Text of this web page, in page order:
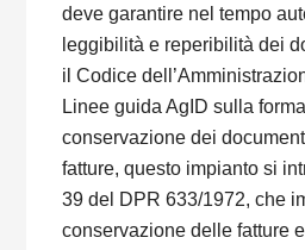
deve garantire nel tempo
leggibilità e reperibilità dei
il Codice
Linee guida AgID sulla
conservazione dei
fatture, questo impianto si
39 del DPR 633/1972, che
conservazione delle fatture